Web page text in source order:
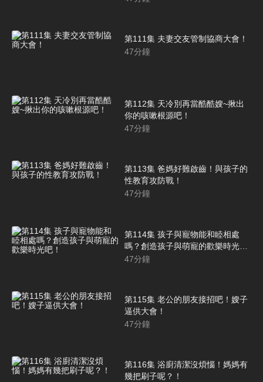
第111集 夫妻交友管制協商大會！
47分鐘
第112集 天冷別再當酷酷嫂~揪出
你的咳嗽根源吧！
47分鐘
第113集 爸媽好難啟齒！與孩子的
性教育攻防戰！
47分鐘
第114集 孩子與寵物能和睦相處
嗎？創造孩子與萌寵的歡樂時光
吧！
47分鐘
第115集 老公的朋友接招吧！嫂子
逼供大會！
47分鐘
第116集 浴廚清潔沒煩惱！媽媽有
幾把刷子呢？！